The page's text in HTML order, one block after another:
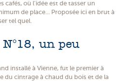
cafés, où l'idée est de tasser un
de place... Proposée ici en brut à
tel quel.
un peu
installé à Vienne, fut le premier à
du cintrage à chaud du bois et de la